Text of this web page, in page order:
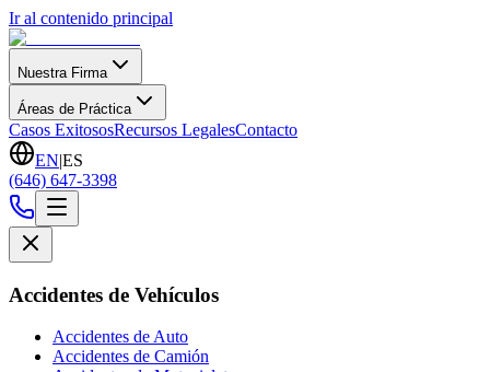
Ir al contenido principal
Nuestra Firma
Áreas de Práctica
Casos ExitososRecursos LegalesContacto
EN|ES
(646) 647-3398
Accidentes de Vehículos
Accidentes de Auto
Accidentes de Camión